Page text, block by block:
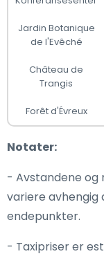
Jardin Botanique
de l'Evêché
Château de
Trangis
Forêt d'Évreux
Notater:
- Avstandene og
variere
endepunkter.
- Taxipriser er